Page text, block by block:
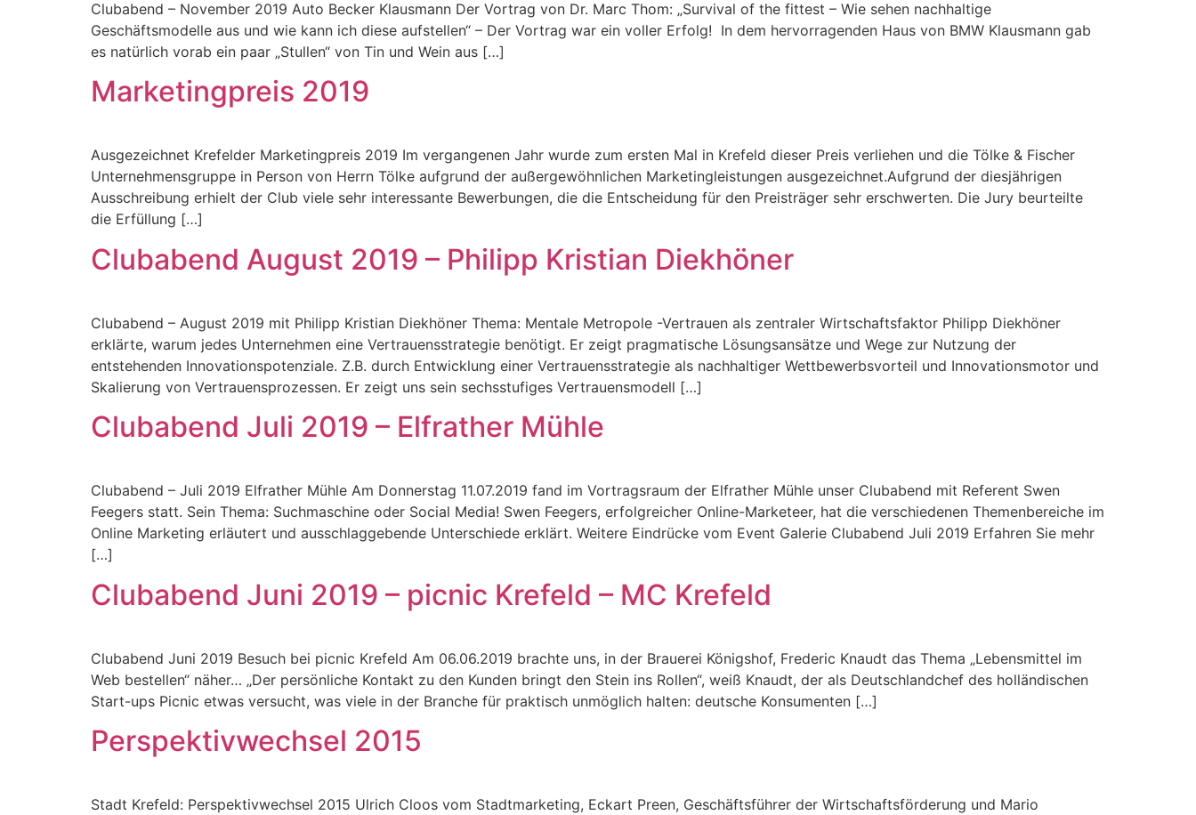
Clubabend – November 2019 Auto Becker Klausmann Der Vortrag von Dr. Marc Thom: „Survival of the fittest – Wie sehen nachhaltige
Geschäftsmodelle aus und wie kann ich diese aufstellen“ – Der Vortrag war ein voller Erfolg! In dem hervorragenden Haus von BMW Klausmann gab
es natürlich vorab ein paar „Stullen“ von Tin und Wein aus […]
Marketingpreis 2019
Ausgezeichnet Krefelder Marketingpreis 2019 Im vergangenen Jahr wurde zum ersten Mal in Krefeld dieser Preis verliehen und die Tölke & Fischer
Unternehmensgruppe in Person von Herrn Tölke aufgrund der außergewöhnlichen Marketingleistungen ausgezeichnet.Aufgrund der diesjährigen
Ausschreibung erhielt der Club viele sehr interessante Bewerbungen, die die Entscheidung für den Preisträger sehr erschwerten. Die Jury beurteilte
die Erfüllung […]
Clubabend August 2019 – Philipp Kristian Diekhöner
Clubabend – August 2019 mit Philipp Kristian Diekhöner Thema: Mentale Metropole -Vertrauen als zentraler Wirtschaftsfaktor Philipp Diekhöner
erklärte, warum jedes Unternehmen eine Vertrauensstrategie benötigt. Er zeigt pragmatische Lösungsansätze und Wege zur Nutzung der
entstehenden Innovationspotenziale. Z.B. durch Entwicklung einer Vertrauensstrategie als nachhaltiger Wettbewerbsvorteil und Innovationsmotor und
Skalierung von Vertrauensprozessen. Er zeigt uns sein sechsstufiges Vertrauensmodell […]
Clubabend Juli 2019 – Elfrather Mühle
Clubabend – Juli 2019 Elfrather Mühle Am Donnerstag 11.07.2019 fand im Vortragsraum der Elfrather Mühle unser Clubabend mit Referent Swen
Feegers statt. Sein Thema: Suchmaschine oder Social Media! Swen Feegers, erfolgreicher Online-Marketeer, hat die verschiedenen Themenbereiche im
Online Marketing erläutert und ausschlaggebende Unterschiede erklärt. Weitere Eindrücke vom Event Galerie Clubabend Juli 2019 Erfahren Sie mehr
[…]
Clubabend Juni 2019 – picnic Krefeld – MC Krefeld
Clubabend Juni 2019 Besuch bei picnic Krefeld Am 06.06.2019 brachte uns, in der Brauerei Königshof, Frederic Knaudt das Thema „Lebensmittel im
Web bestellen“ näher… „Der persönliche Kontakt zu den Kunden bringt den Stein ins Rollen“, weiß Knaudt, der als Deutschlandchef des holländischen
Start-ups Picnic etwas versucht, was viele in der Branche für praktisch unmöglich halten: deutsche Konsumenten […]
Perspektivwechsel 2015
Stadt Krefeld: Perspektivwechsel 2015 Ulrich Cloos vom Stadtmarketing, Eckart Preen, Geschäftsführer der Wirtschaftsförderung und Mario